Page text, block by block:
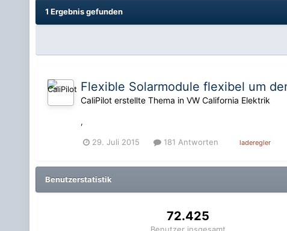
1 Ergebnis gefunden
Flexible Solarmodule flexibel um
CaliPiloterstellte Thema in VW California Elektrik
,
29. Juli 2015 181 Antworten laderegler
Benutzerstatistik
72.425